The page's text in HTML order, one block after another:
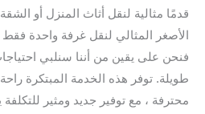
قدمًا مثالية لنقل أثاث المنزل أو
الأصغر المثالي لنقل غرفة واحدة
فنحن على يقين من أننا سنلبي
طويلة. توفر هذه الخدمة المبتكرة
محترفة ، مع توفير جديد ومثير